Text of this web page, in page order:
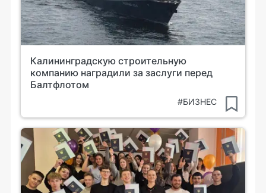
Калининградскую строительную
компанию наградили за заслуги перед
Балтфлотом
#БИЗНЕС